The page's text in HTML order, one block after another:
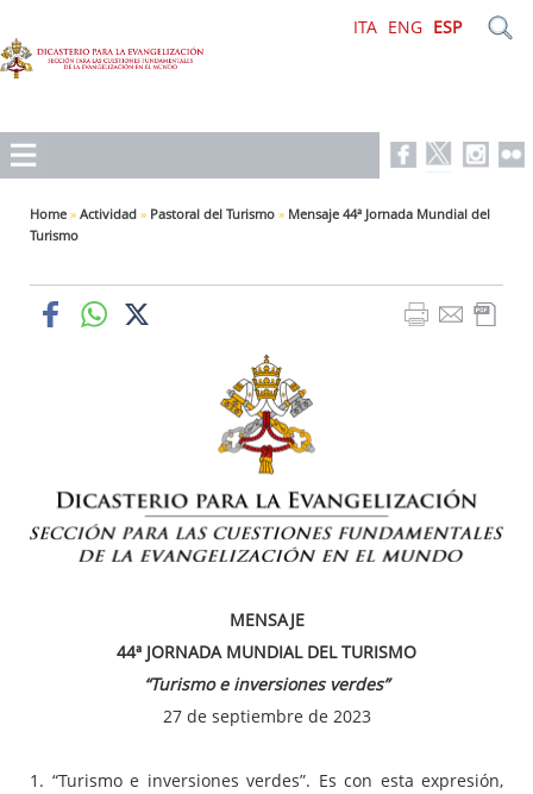
ITA ENG ESP
Home » Actividad » Pastoral del Turismo » Mensaje 44ª Jornada Mundial del
Turismo
MENSAJE
44ª JORNADA MUNDIAL DEL TURISMO
“Turismo e inversiones verdes”
27 de septiembre de 2023
1. “Turismo e inversiones verdes”. Es con esta expresión,